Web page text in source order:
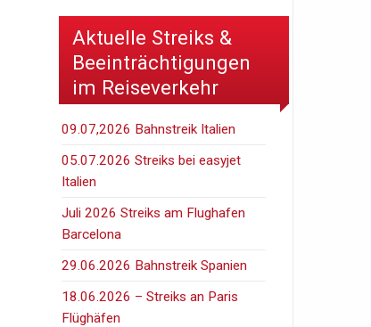
Aktuelle Streiks &
Beeinträchtigungen
im Reiseverkehr
09.07,2026 Bahnstreik Italien
05.07.2026 Streiks bei easyjet
Italien
Juli 2026 Streiks am Flughafen
Barcelona
29.06.2026 Bahnstreik Spanien
18.06.2026 – Streiks an Paris
Flüghäfen